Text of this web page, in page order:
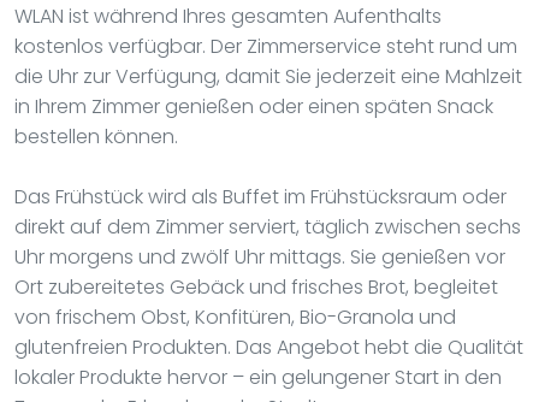
WLAN ist während Ihres gesamten Aufenthalts
kostenlos verfügbar. Der Zimmerservice steht rund um
die Uhr zur Verfügung, damit Sie jederzeit eine Mahlzeit
in Ihrem Zimmer genießen oder einen späten Snack
bestellen können.
Das Frühstück wird als Buffet im Frühstücksraum oder
direkt auf dem Zimmer serviert, täglich zwischen sechs
Uhr morgens und zwölf Uhr mittags. Sie genießen vor
Ort zubereitetes Gebäck und frisches Brot, begleitet
von frischem Obst, Konfitüren, Bio-Granola und
glutenfreien Produkten. Das Angebot hebt die Qualität
lokaler Produkte hervor – ein gelungener Start in den